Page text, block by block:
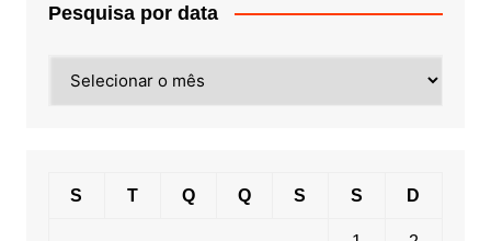
Pesquisa por data
por
S T Q Q S S D